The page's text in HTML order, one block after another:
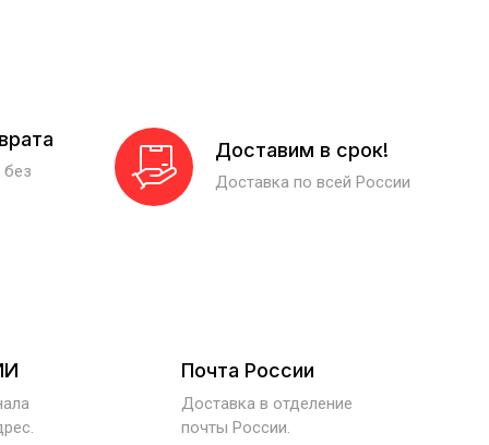
Доставим в срок!
Доставка по всей России
Почта России
Доставка в отделение
почты России.